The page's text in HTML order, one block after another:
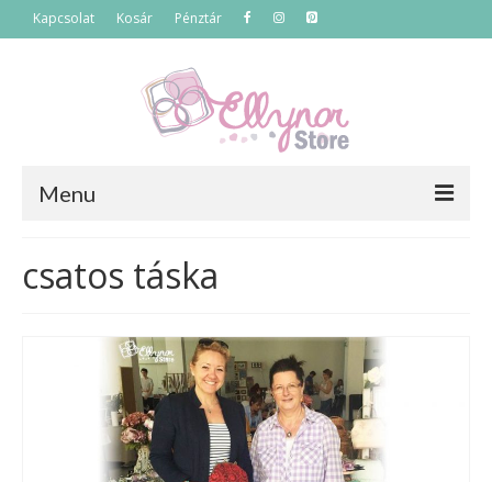
Kapcsolat Kosár Pénztár
Menu
Szettek
Akciós termékek
Táskák
csatos táska